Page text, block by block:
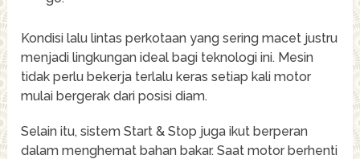
Kondisi lalu lintas perkotaan yang sering macet justru
menjadi lingkungan ideal bagi teknologi ini. Mesin
tidak perlu bekerja terlalu keras setiap kali motor
mulai bergerak dari posisi diam.
Selain itu, sistem Start & Stop juga ikut berperan
dalam menghemat bahan bakar. Saat motor berhenti